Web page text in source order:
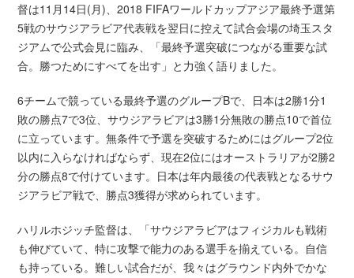
督は11月14日(月)、2018 FIFAワールドカップアジア最終予選第
5戦のサウジアラビア代表戦を翌日に控えて試合会場の埼玉スタ
ジアムで公式会見に臨み、「最終予選突破につながる重要な試
合。勝つためにすべてを出す」と力強く語りました。
6チームで競っている最終予選のグループBで、日本は2勝1分1
敗の勝点7で3位、サウジアラビアは3勝1分無敗の勝点10で首位
に立っています。無条件で予選を突破するためにはグループ2位
以内に入らなければならず、現在2位にはオーストラリアが2勝2
分の勝点8で付けています。日本は年内最後の代表戦となるサウ
ジアラビア戦で、勝点3獲得が求められています。
ハリルホジッチ監督は、「サウジアラビアはフィジカルも戦術
も伸びていて、特に攻撃で能力のある選手を揃えている。自信
も持っている。難しい試合だが、我々はグラウンド内外でかな